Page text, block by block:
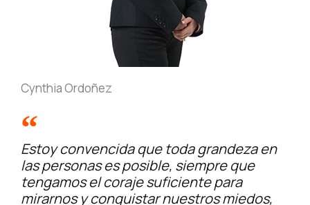
Cynthia Ordoñez
Estoy convencida que toda grandeza en
las personas es posible, siempre que
tengamos el coraje suficiente para
mirarnos y conquistar nuestros miedos,